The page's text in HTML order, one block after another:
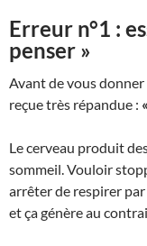
Erreur n°1 :
penser »
Avant de vous
reçue très répandue :
Le cerveau produit
sommeil. Vouloir
arrêter de respirer
et ça génère au